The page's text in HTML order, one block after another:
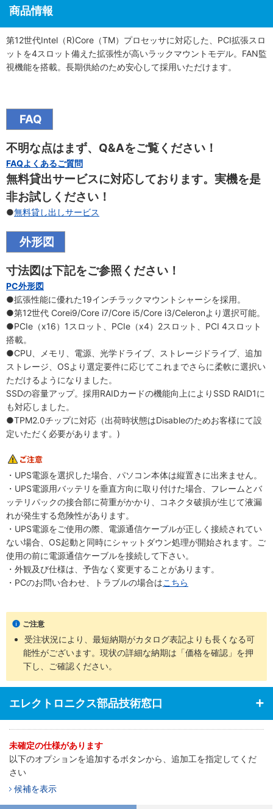
商品情報
第12世代Intel（R)Core（TM）プロセッサに対応した、PCI拡張スロ
ットを4スロット備えた拡張性が高いラックマウントモデル。FAN監
視機能を搭載。長期供給のため安心して採用いただけます。
FAQ
不明な点はまず、Q&Aをご覧ください！
FAQよくあるご質問
無料貸出サービスに対応しております。実機を是
非お試しください！
●無料貸し出しサービス
外形図
寸法図は下記をご参照ください！
PC外形図
●拡張性能に優れた19インチラックマウントシャーシを採用。
●第12世代 Corei9/Core i7/Core i5/Core i3/Celeronより選択可能。
●PCIe（x16）1スロット、PCIe（x4）2スロット、PCI 4スロット
搭載。
●CPU、メモリ、電源、光学ドライブ、ストレージドライブ、追加
ストレージ、OSより選定要件に応じてこれまでさらに柔軟に選択い
ただけるようになりました。
SSDの容量アップ。採用RAIDカードの機能向上によりSSD RAID1に
も対応しました。
●TPM2.0チップに対応（出荷時状態はDisableのためお客様にて設
定いただく必要があります。)
・UPS電源を選択した場合、パソコン本体は縦置きに出来ません。
・UPS電源用バッテリを垂直方向に取り付けた場合、フレームとバ
ッテリパックの接合部に荷重がかかり、コネクタ破損が生じて液漏
れが発生する危険性があります。
・UPS電源をご使用の際、電源通信ケーブルが正しく接続されてい
ない場合、OS起動と同時にシャットダウン処理が開始されます。ご
使用の前に電源通信ケーブルを接続して下さい。
・外観及び仕様は、予告なく変更することがあります。
・PCのお問い合わせ、トラブルの場合はこちら
ご注意
受注状況により、最短納期がカタログ表記よりも長くなる可
能性がございます。現状の詳細な納期は「価格を確認」を押
下し、ご確認ください。
エレクトロニクス部品技術窓口
未確定の仕様があります
以下のオプションを追加するボタンから、追加工を指定してくだ
さい
候補を表示